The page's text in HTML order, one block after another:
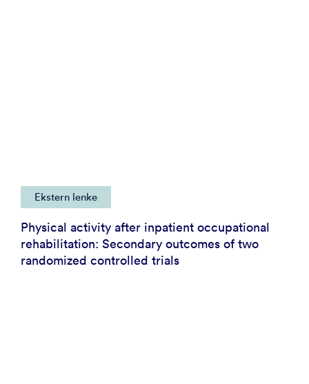
Ekstern lenke
Physical activity after inpatient occupational
rehabilitation: Secondary outcomes of two
randomized controlled trials